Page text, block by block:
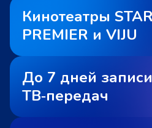
Кинотеатры
PREMIER и VIJU
До 7 дней записи
ТВ‑передач